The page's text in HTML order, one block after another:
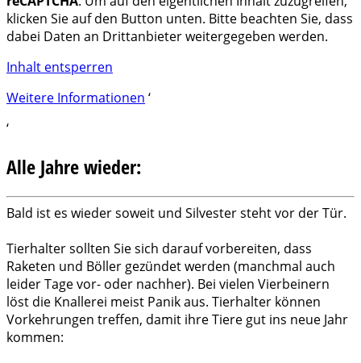
klicken Sie auf den Button unten. Bitte beachten Sie, dass
dabei Daten an Drittanbieter weitergegeben werden.
Inhalt entsperren
Weitere Informationen ‘
‘
Alle Jahre wieder:
Bald ist es wieder soweit und Silvester steht vor der Tür.
Tierhalter sollten Sie sich darauf vorbereiten, dass
Raketen und Böller gezündet werden (manchmal auch
leider Tage vor- oder nachher). Bei vielen Vierbeinern
löst die Knallerei meist Panik aus. Tierhalter können
Vorkehrungen treffen, damit ihre Tiere gut ins neue Jahr
kommen: